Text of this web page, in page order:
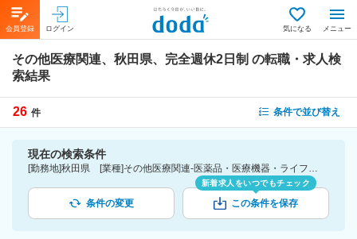
会員登録 ログイン 気になる メニュー
その他医療関連、秋田県、完全週休2日制 の転職・求人検
索結果
26 件 条件で並び替え
現在の検索条件
[勤務地]秋田県 [業種]その他医療関連-医薬品・医療機器・ライフサイエンス・医療系サービス [こだわり条件ピックアップ]完全週休2日制 [詳細条件](休日・働き方)完全週休2日制
条件の変更
新着求人をいつでもチェック
この条件を保存